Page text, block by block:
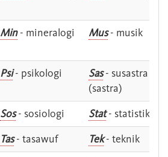
Min- mineralogi Mus- musik
Psi- psikologi Sas- susastra -
(sastra)
Sos- sosiologi Stat- statistik
Tas- tasawuf Tek- teknik